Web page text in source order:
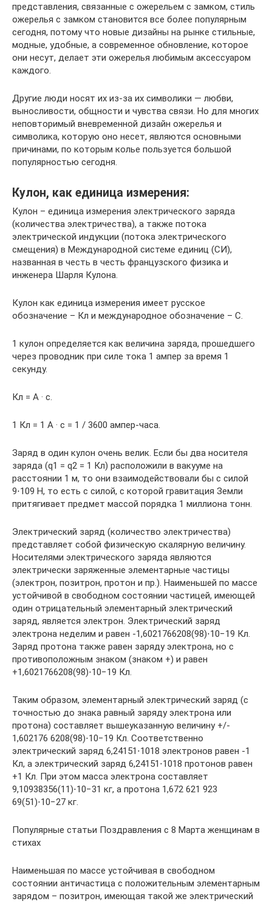
представления, связанные с ожерельем с замком, стиль
ожерелья с замком становится все более популярным
сегодня, потому что новые дизайны на рынке стильные,
модные, удобные, а современное обновление, которое
они несут, делает эти ожерелья любимым аксессуаром
каждого.
Другие люди носят их из-за их символики — любви,
выносливости, общности и чувства связи. Но для многих
неповторимый вневременной дизайн ожерелья и
символика, которую оно несет, являются основными
причинами, по которым колье пользуется большой
популярностью сегодня.
Кулон, как единица измерения:
Кулон – единица измерения электрического заряда
(количества электричества), а также потока
электрической индукции (потока электрического
смещения) в Международной системе единиц (СИ),
названная в честь в честь французского физика и
инженера Шарля Кулона.
Кулон как единица измерения имеет русское
обозначение – Кл и международное обозначение – С.
1 кулон определяется как величина заряда, прошедшего
через проводник при силе тока 1 ампер за время 1
секунду.
Кл = А · с.
1 Кл = 1 А · с = 1 / 3600 ампер-часа.
Заряд в один кулон очень велик. Если бы два носителя
заряда (q1 = q2 = 1 Кл) расположили в вакууме на
расстоянии 1 м, то они взаимодействовали бы с силой
9⋅109 H, то есть с силой, с которой гравитация Земли
притягивает предмет массой порядка 1 миллиона тонн.
Электрический заряд (количество электричества)
представляет собой физическую скалярную величину.
Носителями электрического заряда являются
электрически заряженные элементарные частицы
(электрон, позитрон, протон и пр.). Наименьшей по массе
устойчивой в свободном состоянии частицей, имеющей
один отрицательный элементарный электрический
заряд, является электрон. Электрический заряд
электрона неделим и равен -1,6021766208(98)⋅10−19 Кл.
Заряд протона также равен заряду электрона, но с
противоположным знаком (знаком +) и равен
+1,6021766208(98)⋅10−19 Кл.
Таким образом, элементарный электрический заряд (с
точностью до знака равный заряду электрона или
протона) составляет вышеуказанную величину +/-
1,602176 6208(98)⋅10−19 Кл. Соответственно
электрический заряд 6,24151⋅1018 электронов равен -1
Кл, а электрический заряд 6,24151⋅1018 протонов равен
+1 Кл. При этом масса электрона составляет
9,10938356(11)⋅10−31 кг, а протона 1,672 621 923
69(51)⋅10−27 кг.
Популярные статьи Поздравления с 8 Марта женщинам в
стихах
Наименьшая по массе устойчивая в свободном
состоянии античастица с положительным элементарным
зарядом – позитрон, имеющая такой же электрический